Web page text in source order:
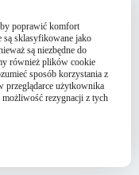
poprawić komfort
są sklasyfikowane jako
są niezbędne do
również plików cookie
sposób korzystania z
przeglądarce użytkownika
rezygnacji z tych